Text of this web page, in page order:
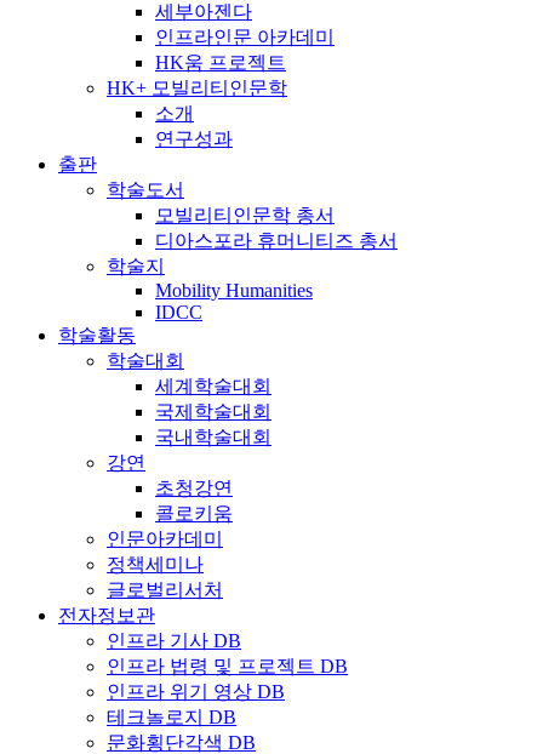
세부아젠다
인프라인문 아카데미
HK움 프로젝트
HK+ 모빌리티인문학
소개
연구성과
출판
학술도서
모빌리티인문학 총서
디아스포라 휴머니티즈 총서
학술지
Mobility Humanities
IDCC
학술활동
학술대회
세계학술대회
국제학술대회
국내학술대회
강연
초청강연
콜로키움
인문아카데미
정책세미나
글로벌리서처
전자정보관
인프라 기사 DB
인프라 법령 및 프로젝트 DB
인프라 위기 영상 DB
테크놀로지 DB
문화횡단각색 DB